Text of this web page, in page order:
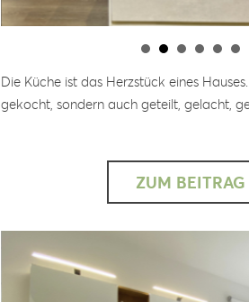
Die Küche ist das Herzstück eines
gekocht, sondern auch geteilt, gelacht,
ZUM BEITRAG